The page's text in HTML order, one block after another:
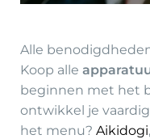
Alle
Koop alle
beginnen met het
ontwikkel je
het menu? Aikidogi